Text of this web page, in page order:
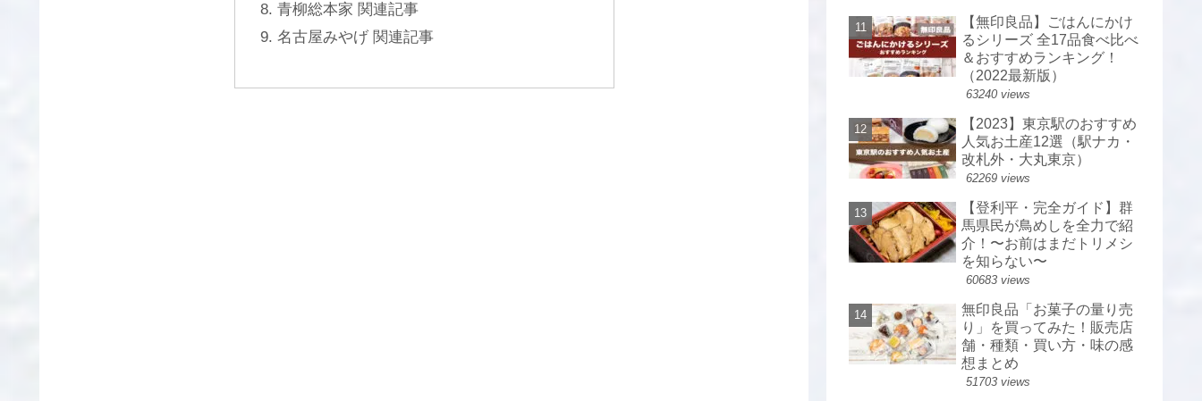
青柳総本家 関連記事
名古屋みやげ 関連記事
【無印良品】ごはんにかけ
るシリーズ 全17品食べ比べ
＆おすすめランキング！
（2022最新版）
63240 views
【2023】東京駅のおすすめ
人気お土産12選（駅ナカ・
改札外・大丸東京）
62269 views
【登利平・完全ガイド】群
馬県民が鳥めしを全力で紹
介！〜お前はまだトリメシ
を知らない〜
60683 views
無印良品「お菓子の量り売
り」を買ってみた！販売店
舗・種類・買い方・味の感
想まとめ
51703 views